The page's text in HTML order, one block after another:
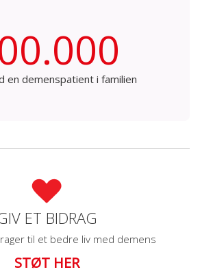
en demenspatient i familien
ET BIDRAG
til et bedre liv med demens
STØT HER